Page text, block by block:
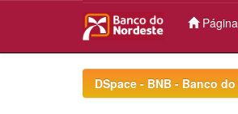
DSpace - BNB - Banco